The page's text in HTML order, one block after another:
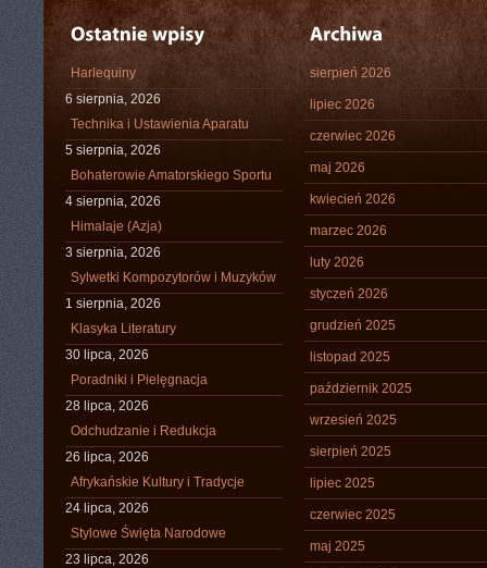
Harlequiny
6 sierpnia, 2026
Technika i Ustawienia Aparatu
5 sierpnia, 2026
Bohaterowie Amatorskiego Sportu
4 sierpnia, 2026
Himalaje (Azja)
3 sierpnia, 2026
Sylwetki Kompozytorów i Muzyków
1 sierpnia, 2026
Klasyka Literatury
30 lipca, 2026
Poradniki i Pielęgnacja
28 lipca, 2026
Odchudzanie i Redukcja
26 lipca, 2026
Afrykańskie Kultury i Tradycje
24 lipca, 2026
Stylowe Święta Narodowe
23 lipca, 2026
sierpień 2026
lipiec 2026
czerwiec 2026
maj 2026
kwiecień 2026
marzec 2026
luty 2026
styczeń 2026
grudzień 2025
listopad 2025
październik 2025
wrzesień 2025
sierpień 2025
lipiec 2025
czerwiec 2025
maj 2025